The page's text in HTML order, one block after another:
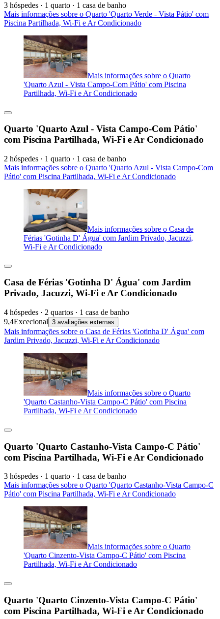
3 hóspedes · 1 quarto · 1 casa de banho
Mais informações sobre o Quarto 'Quarto Verde - Vista Pátio' com
Piscina Partilhada, Wi-Fi e Ar Condicionado
Mais informações sobre o Quarto
'Quarto Azul - Vista Campo-Com Pátio' com Piscina
Partilhada, Wi-Fi e Ar Condicionado
Quarto 'Quarto Azul - Vista Campo-Com Pátio'
com Piscina Partilhada, Wi-Fi e Ar Condicionado
2 hóspedes · 1 quarto · 1 casa de banho
Mais informações sobre o Quarto 'Quarto Azul - Vista Campo-Com
Pátio' com Piscina Partilhada, Wi-Fi e Ar Condicionado
Mais informações sobre o Casa de
Férias 'Gotinha D' Água' com Jardim Privado, Jacuzzi,
Wi-Fi e Ar Condicionado
Casa de Férias 'Gotinha D' Água' com Jardim
Privado, Jacuzzi, Wi-Fi e Ar Condicionado
4 hóspedes · 2 quartos · 1 casa de banho
9,4Excecional 3 avaliações externas
Mais informações sobre o Casa de Férias 'Gotinha D' Água' com
Jardim Privado, Jacuzzi, Wi-Fi e Ar Condicionado
Mais informações sobre o Quarto
'Quarto Castanho-Vista Campo-C Pátio' com Piscina
Partilhada, Wi-Fi e Ar Condicionado
Quarto 'Quarto Castanho-Vista Campo-C Pátio'
com Piscina Partilhada, Wi-Fi e Ar Condicionado
3 hóspedes · 1 quarto · 1 casa de banho
Mais informações sobre o Quarto 'Quarto Castanho-Vista Campo-C
Pátio' com Piscina Partilhada, Wi-Fi e Ar Condicionado
Mais informações sobre o Quarto
'Quarto Cinzento-Vista Campo-C Pátio' com Piscina
Partilhada, Wi-Fi e Ar Condicionado
Quarto 'Quarto Cinzento-Vista Campo-C Pátio'
com Piscina Partilhada, Wi-Fi e Ar Condicionado